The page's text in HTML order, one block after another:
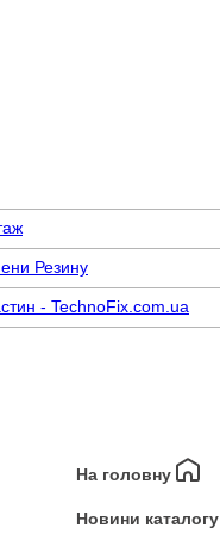
Резину
- TechnoFix.com.ua
На головну
Новини каталогу